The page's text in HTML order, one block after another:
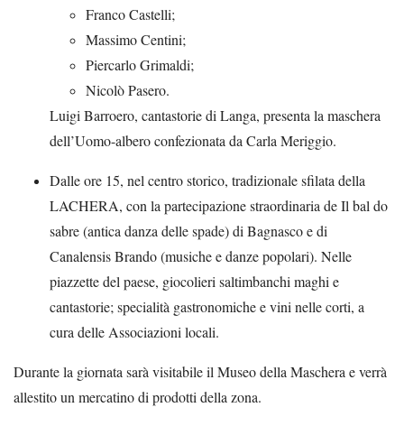
Franco Castelli;
Massimo Centini;
Piercarlo Grimaldi;
Nicolò Pasero.
Luigi Barroero, cantastorie di Langa, presenta la maschera
dell’Uomo-albero confezionata da Carla Meriggio.
Dalle ore 15, nel centro storico, tradizionale sfilata della
LACHERA, con la partecipazione straordinaria de Il bal do
sabre (antica danza delle spade) di Bagnasco e di
Canalensis Brando (musiche e danze popolari). Nelle
piazzette del paese, giocolieri saltimbanchi maghi e
cantastorie; specialità gastronomiche e vini nelle corti, a
cura delle Associazioni locali.
Durante la giornata sarà visitabile il Museo della Maschera e verrà
allestito un mercatino di prodotti della zona.